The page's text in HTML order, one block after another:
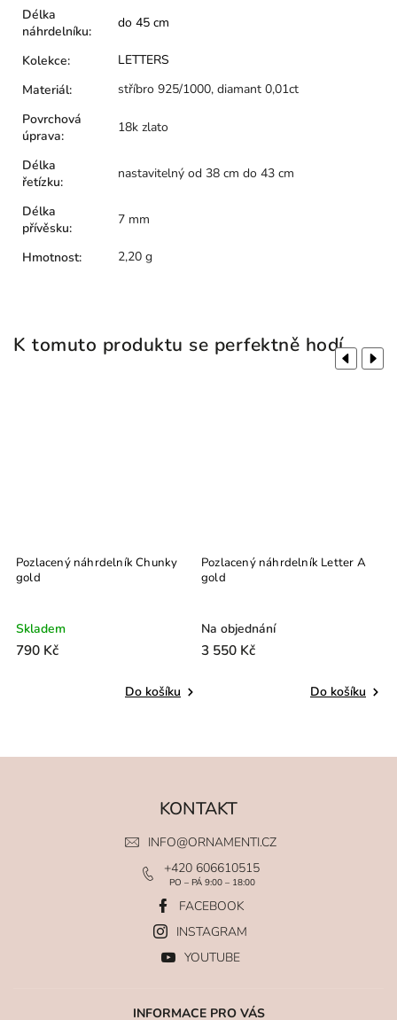
Délka
náhrdelníku:
do 45 cm
Kolekce:
LETTERS
Materiál:
stříbro 925/1000, diamant 0,01ct
Povrchová
úprava:
18k zlato
Délka
řetízku:
nastavitelný od 38 cm do 43 cm
Délka
přívěsku:
7 mm
Hmotnost: 2,20 g
K tomuto produktu se perfektně hodí
Previous
Pozlacený náhrdelník Letter A
Do košíku
Pozlacený náhrdelník
Skladem
890 Kč
Do
Next
KONTAKT
INFO@ORNAMENTI.CZ
+420 606610515
PO – PÁ 9:00 – 18:00
FACEBOOK
INSTAGRAM
YOUTUBE
INFORMACE PRO VÁS